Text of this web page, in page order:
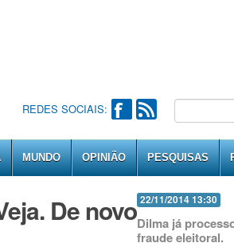
REDES SOCIAIS:
MUNDO OPINIÃO PESQUISAS
22/11/2014 13:30
De novoDilma já
fraude eleitoral.